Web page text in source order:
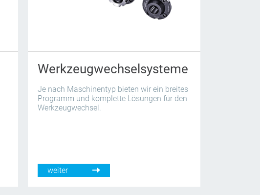
Werkzeugwechsel­systeme
Je nach Maschinentyp bieten wir ein breites
Programm und komplette Lösungen für den
Werkzeugwechsel.
weiter